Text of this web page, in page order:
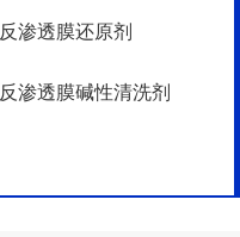
反渗透膜还原剂
反渗透膜碱性清洗剂